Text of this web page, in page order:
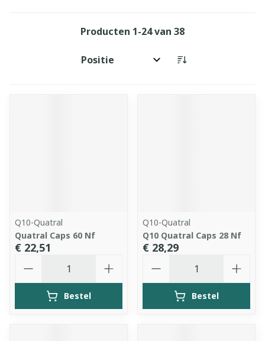
Producten 1-24van 38
Sorteer op:
Q10-Quatral
Quatral Caps 60 Nf
€ 22,51
Bestel
Q10-Quatral
Q10 Quatral Caps 28 Nf
€ 28,29
Bestel